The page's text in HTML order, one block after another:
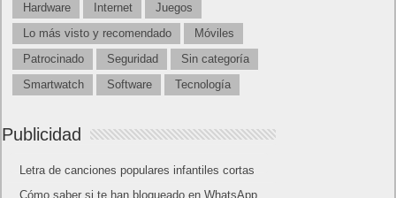
Hardware
Internet
Juegos
Lo más visto y recomendado
Móviles
Patrocinado
Seguridad
Sin categoría
Smartwatch
Software Tecnología
Publicidad
Letra de canciones populares infantiles cortas
Cómo saber si te han bloqueado en WhatsApp